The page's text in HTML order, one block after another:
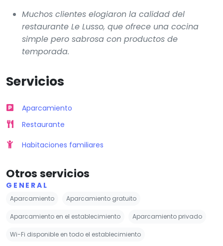
Muchos clientes elogiaron la calidad del
restaurante Le Lusso, que ofrece una cocina
simple pero sabrosa con productos de
temporada.
Servicios
Aparcamiento
Restaurante
Habitaciones familiares
Otros servicios
GENERAL
Aparcamiento Aparcamiento gratuito
Aparcamiento en el establecimiento Aparcamiento privado
Wi-Fi disponible en todo el establecimiento